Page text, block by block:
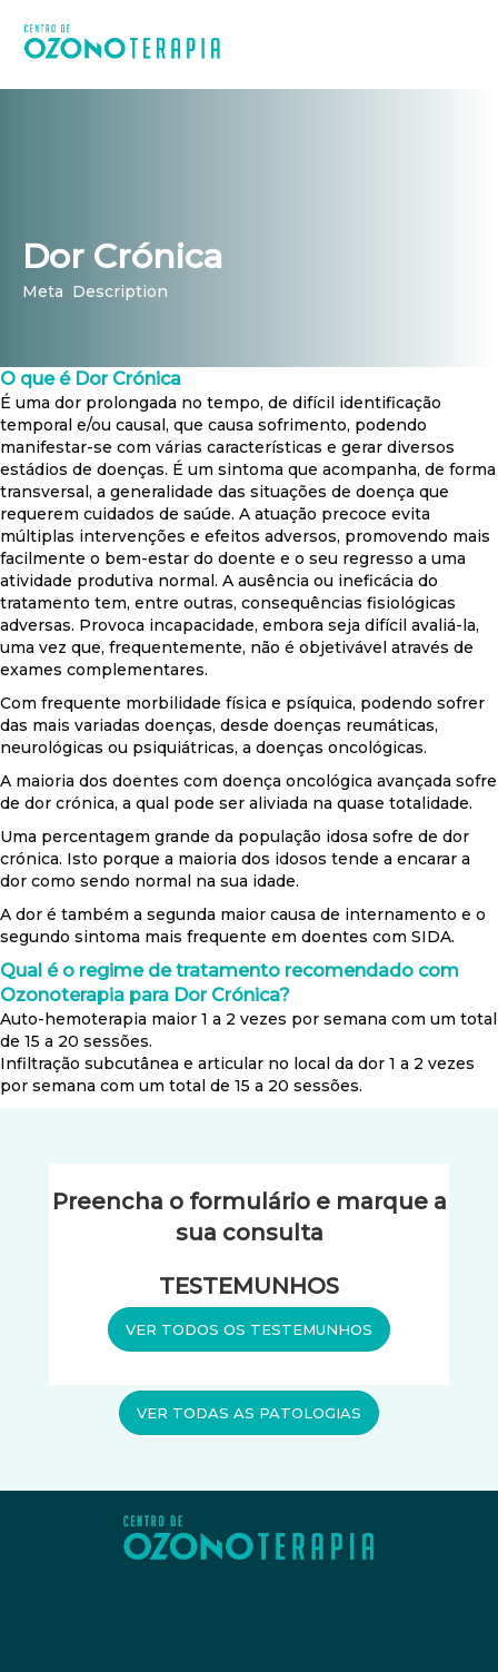
Dor Crónica
Meta Description
O que é Dor Crónica
É uma dor prolongada no tempo, de difícil identificação
temporal e/ou causal, que causa sofrimento, podendo
manifestar-se com várias características e gerar diversos
estádios de doenças. É um sintoma que acompanha, de forma
transversal, a generalidade das situações de doença que
requerem cuidados de saúde. A atuação precoce evita
múltiplas intervenções e efeitos adversos, promovendo mais
facilmente o bem-estar do doente e o seu regresso a uma
atividade produtiva normal. A ausência ou ineficácia do
tratamento tem, entre outras, consequências fisiológicas
adversas. Provoca incapacidade, embora seja difícil avaliá-la,
uma vez que, frequentemente, não é objetivável através de
exames complementares.
Com frequente morbilidade física e psíquica, podendo sofrer
das mais variadas doenças, desde doenças reumáticas,
neurológicas ou psiquiátricas, a doenças oncológicas.
A maioria dos doentes com doença oncológica avançada sofre
de dor crónica, a qual pode ser aliviada na quase totalidade.
Uma percentagem grande da população idosa sofre de dor
crónica. Isto porque a maioria dos idosos tende a encarar a
dor como sendo normal na sua idade.
A dor é também a segunda maior causa de internamento e o
segundo sintoma mais frequente em doentes com SIDA.
Qual é o regime de tratamento recomendado com
Ozonoterapia para Dor Crónica?
Auto-hemoterapia maior 1 a 2 vezes por semana com um total
de 15 a 20 sessões.
Infiltração subcutânea e articular no local da dor 1 a 2 vezes
por semana com um total de 15 a 20 sessões.
VER TODAS AS PATOLOGIAS
Preencha o formulário e marque a
sua consulta
TESTEMUNHOS
VER TODOS OS TESTEMUNHOS